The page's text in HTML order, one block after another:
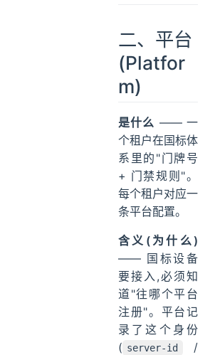
二、平台
(Platfor
m)
是什么 —— 一
个租户在国标体
系里的"门牌号
+ 门禁规则"。
每个租户对应一
条平台配置。
含义(为什么)
—— 国标设备
要接入,必须知
道"往哪个平台
注册"。平台记
录了这个身份
( server-id /